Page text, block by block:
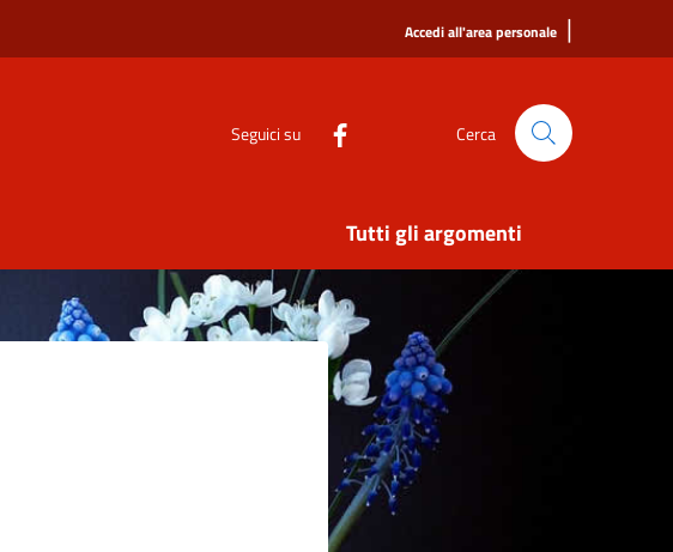
Accedi all'area personale |
Seguici su Cerca
Tutti gli argomenti